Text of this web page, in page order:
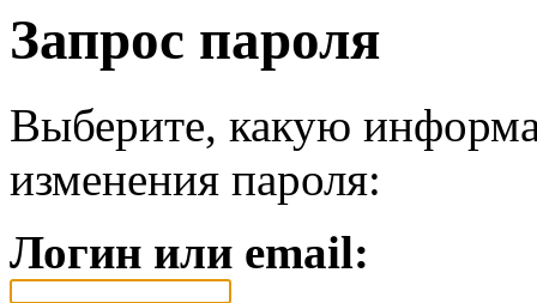
Запрос пароля
Выберите, какую
изменения пароля:
Логин или email: